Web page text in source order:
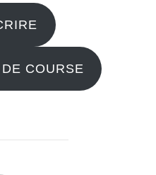
COURSE